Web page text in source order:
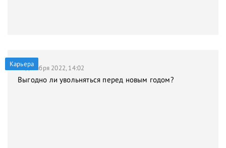
Карьера
21 декабря 2022, 14:02
Выгодно ли увольняться перед новым годом?